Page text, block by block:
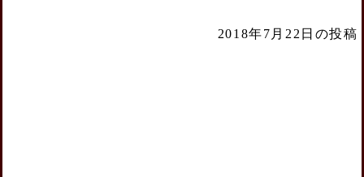
2018年7月22日の投稿